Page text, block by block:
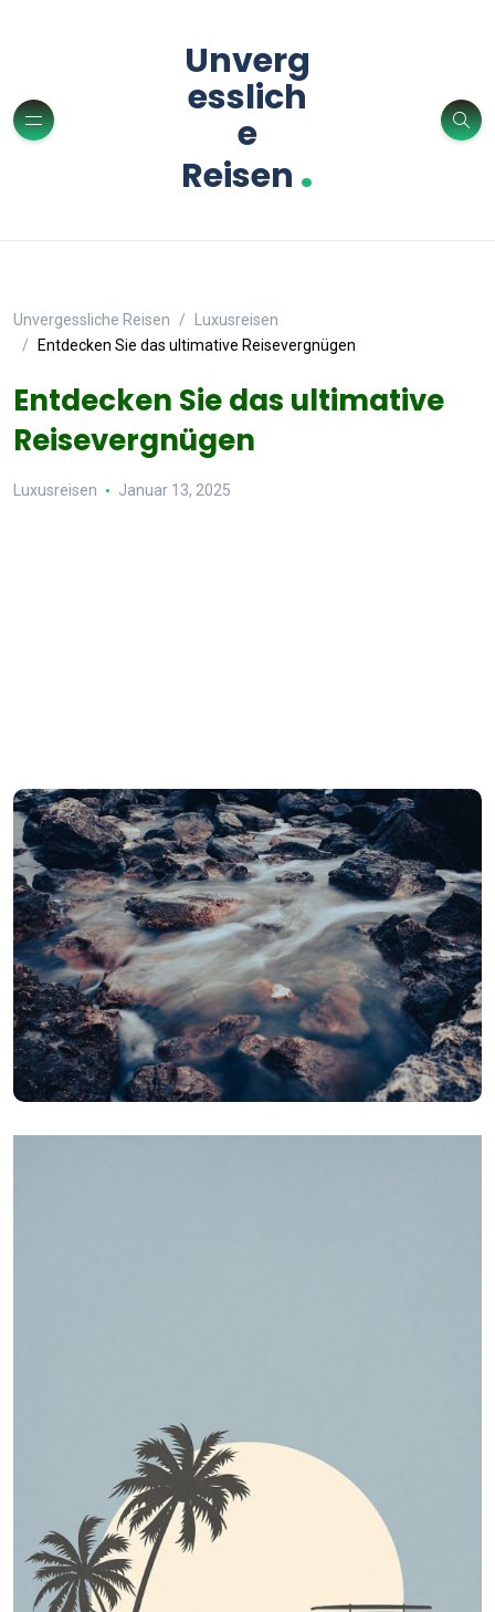
Unverg
esslich
e
Reisen .
Unvergessliche Reisen
Luxusreisen
Entdecken Sie das ultimative Reisevergnügen
Entdecken Sie das ultimative
Reisevergnügen
Luxusreisen Januar 13, 2025